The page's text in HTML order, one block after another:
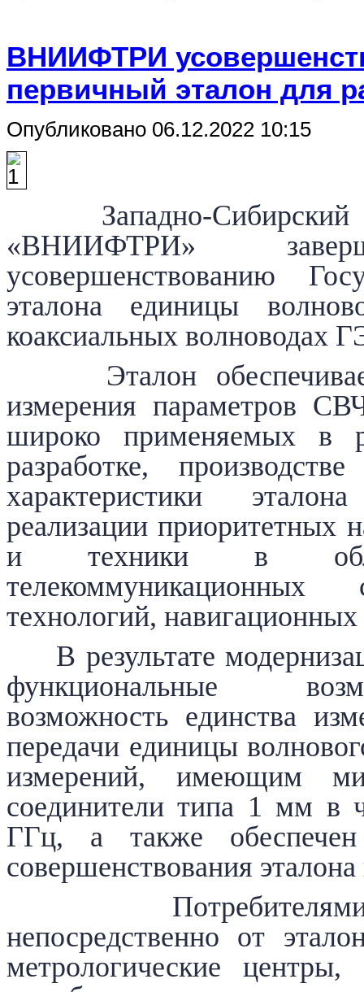
ВНИИФТРИ
первичный эталон для
Опубликовано 06.12.2022 10:15
Западно-
«ВНИИФТРИ»
усовершенствованию
эталона единицы
коаксиальных
Эталон
измерения параметров
широко применяемых в
разработке,
характеристики
реализации приоритетных
и техники в
технологий,
В результате
функциональные
возможность единства
передачи единицы
измерений, имеющим
соединители типа 1 мм в
ГГц, а также
совершенствования
Потребителями
непосредственно от
метрологические